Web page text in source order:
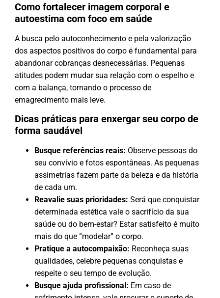
Como fortalecer imagem corporal e
autoestima com foco em saúde
A busca pelo autoconhecimento e pela valorização
dos aspectos positivos do corpo é fundamental para
abandonar cobranças desnecessárias. Pequenas
atitudes podem mudar sua relação com o espelho e
com a balança, tornando o processo de
emagrecimento mais leve.
Dicas práticas para enxergar seu corpo de
forma saudável
Busque referências reais: Observe pessoas do
seu convívio e fotos espontâneas. As pequenas
assimetrias fazem parte da beleza e da história
de cada um.
Reavalie suas prioridades: Será que conquistar
determinada estética vale o sacrifício da sua
saúde ou do bem-estar? Estar satisfeito é muito
mais do que “modelar” o corpo.
Pratique a autocompaixão: Reconheça suas
qualidades, celebre pequenas conquistas e
respeite o seu tempo de evolução.
Busque ajuda profissional: Em caso de